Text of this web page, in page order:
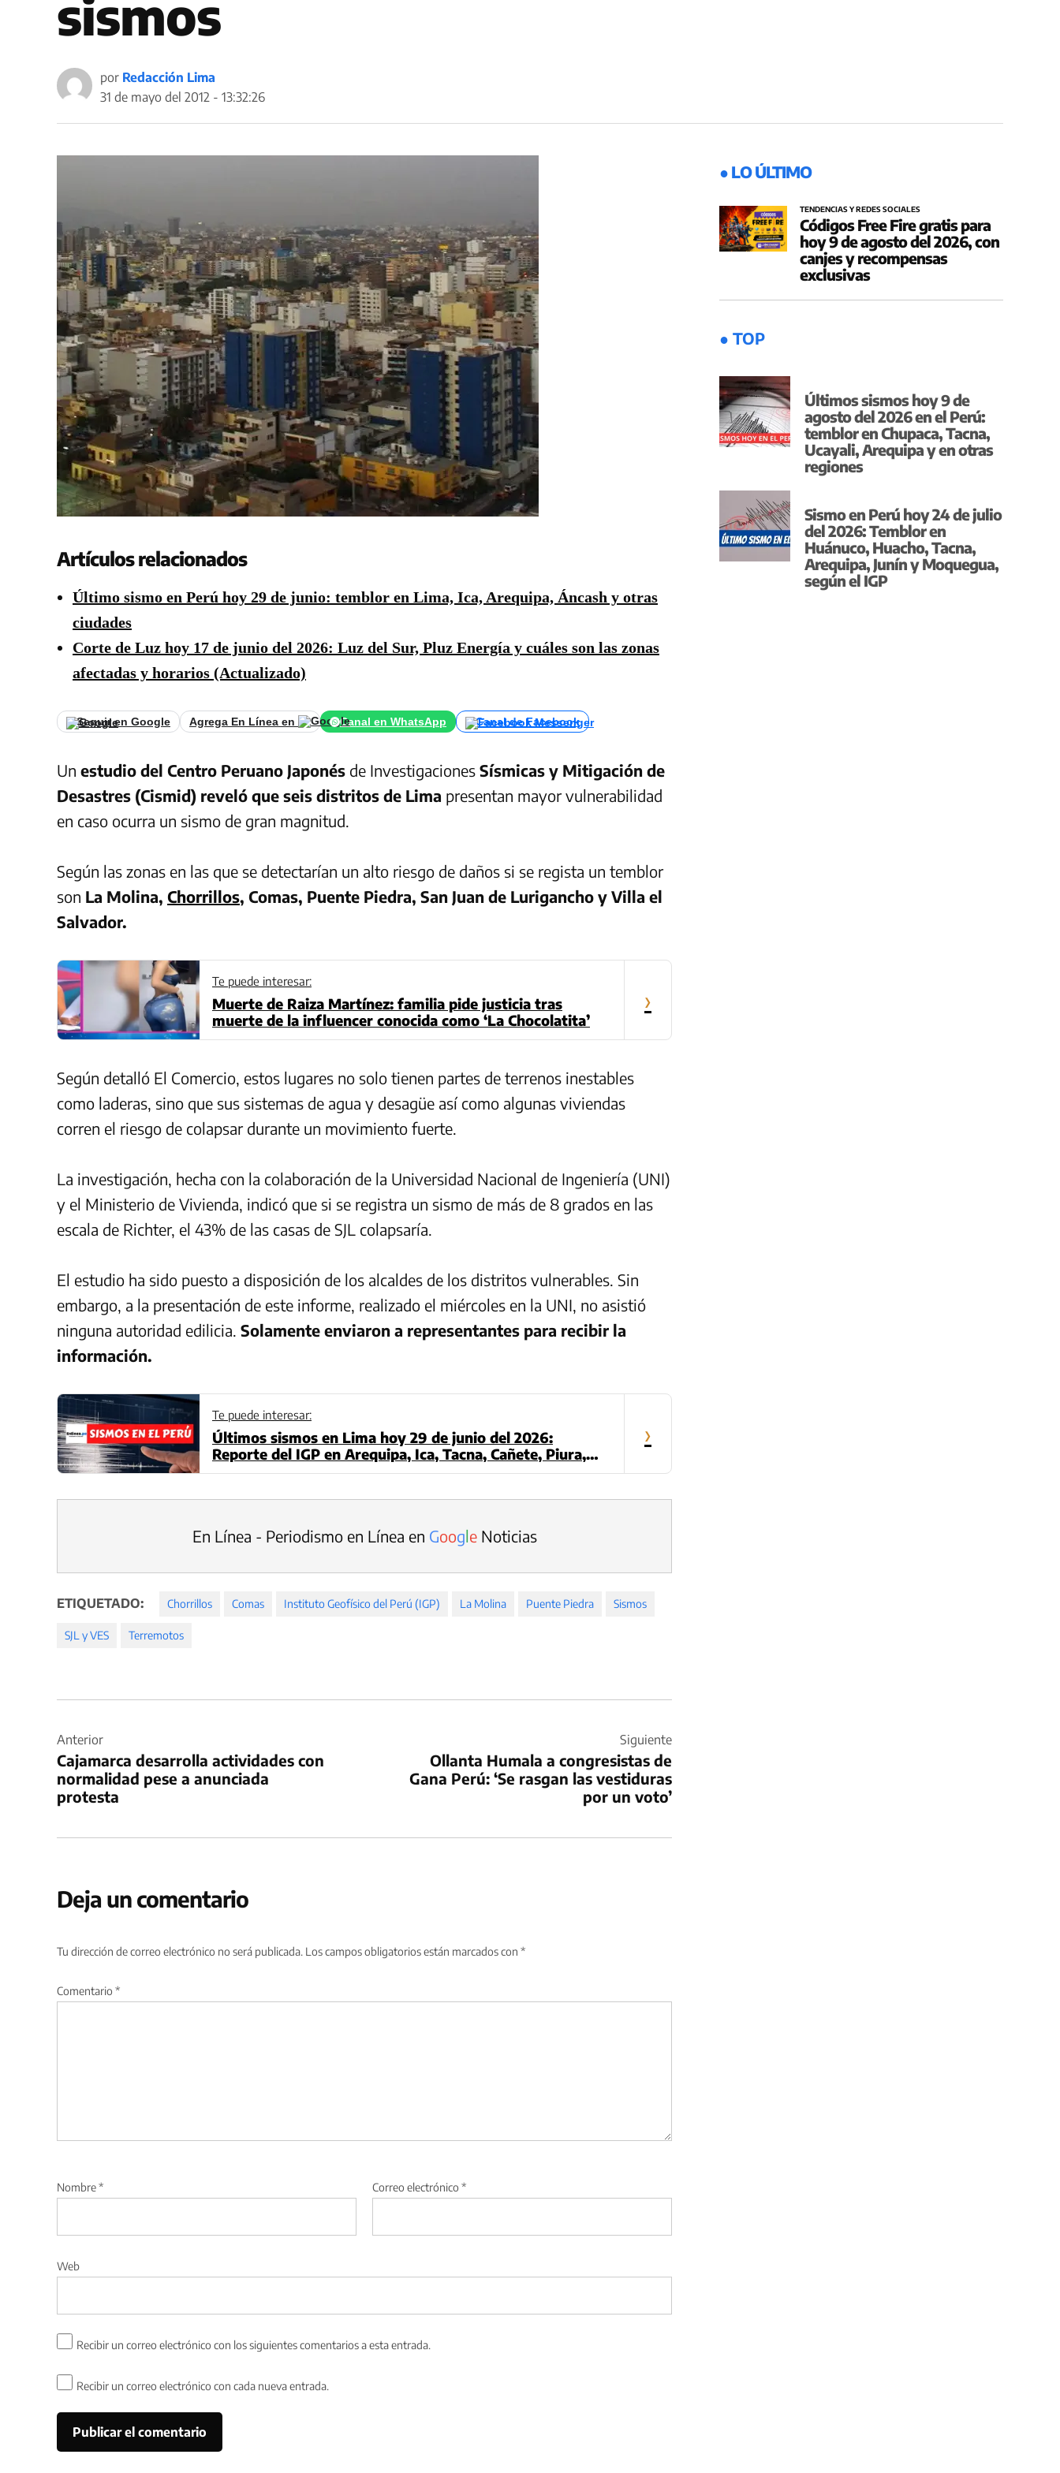
sismos
por Redacción Lima
31 de mayo del 2012 - 13:32:26
Artículos relacionados
Último sismo en Perú hoy 29 de junio: temblor en Lima, Ica, Arequipa, Áncash y otras
ciudades
Corte de Luz hoy 17 de junio del 2026: Luz del Sur, Pluz Energía y cuáles son las zonas
afectadas y horarios (Actualizado)
Seguir en Google Agrega En Línea en Canal en WhatsApp Canal de Facebook
Un estudio del Centro Peruano Japonés de Investigaciones Sísmicas y Mitigación de
Desastres (Cismid) reveló que seis distritos de Lima presentan mayor vulnerabilidad
en caso ocurra un sismo de gran magnitud.
Según las zonas en las que se detectarían un alto riesgo de daños si se regista un temblor
son La Molina, Chorrillos, Comas, Puente Piedra, San Juan de Lurigancho y Villa el
Salvador.
Te puede interesar:
Muerte de Raiza Martínez: familia pide justicia tras
muerte de la influencer conocida como ‘La Chocolatita’
›
Según detalló El Comercio, estos lugares no solo tienen partes de terrenos inestables
como laderas, sino que sus sistemas de agua y desagüe así como algunas viviendas
corren el riesgo de colapsar durante un movimiento fuerte.
La investigación, hecha con la colaboración de la Universidad Nacional de Ingeniería (UNI)
y el Ministerio de Vivienda, indicó que si se registra un sismo de más de 8 grados en las
escala de Richter, el 43% de las casas de SJL colapsaría.
El estudio ha sido puesto a disposición de los alcaldes de los distritos vulnerables. Sin
embargo, a la presentación de este informe, realizado el miércoles en la UNI, no asistió
ninguna autoridad edilicia. Solamente enviaron a representantes para recibir la
información.
Te puede interesar:
Últimos sismos en Lima hoy 29 de junio del 2026:
Reporte del IGP en Arequipa, Ica, Tacna, Cañete, Piura,
Tumbes (Actualizado)
›
En Línea - Periodismo en Línea en GoogleNoticias
ETIQUETADO: Chorrillos Comas Instituto Geofísico del Perú (IGP) La Molina Puente Piedra Sismos
SJL y VES Terremotos
de
entradas
Anterior
Cajamarca desarrolla actividades con
normalidad pese a anunciada
protesta
Siguiente
Ollanta Humala a congresistas de
Gana Perú: ‘Se rasgan las vestiduras
por un voto’
Deja un comentario
Tu dirección de correo electrónico no será publicada. Los campos obligatorios están marcados con *
Comentario *
Nombre* Correo electrónico *
Web
Recibir un correo electrónico con los siguientes comentarios a esta entrada.
Recibir un correo electrónico con cada nueva entrada.
● LO ÚLTIMO
TENDENCIAS Y REDES SOCIALES
Códigos Free Fire gratis para
hoy 9 de agosto del 2026, con
canjes y recompensas
exclusivas
● TOP
Últimos sismos hoy 9 de
agosto del 2026 en el Perú:
temblor en Chupaca, Tacna,
Ucayali, Arequipa y en otras
regiones
Sismo en Perú hoy 24 de julio
del 2026: Temblor en
Huánuco, Huacho, Tacna,
Arequipa, Junín y Moquegua,
según el IGP